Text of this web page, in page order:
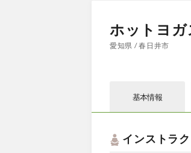
ホットヨガ
愛知県 / 春日井市
基本情報
インストラ